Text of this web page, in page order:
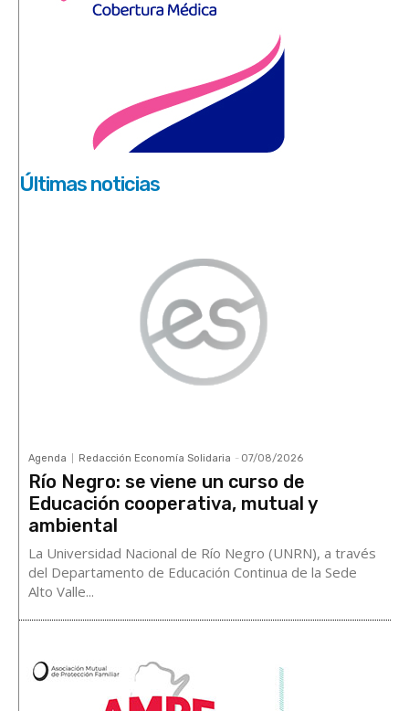
Últimas noticias
Agenda Redacción Economía Solidaria - 07/08/2026
Río Negro: se viene un curso de
Educación cooperativa, mutual y
ambiental
La Universidad Nacional de Río Negro (UNRN), a través
del Departamento de Educación Continua de la Sede
Alto Valle...